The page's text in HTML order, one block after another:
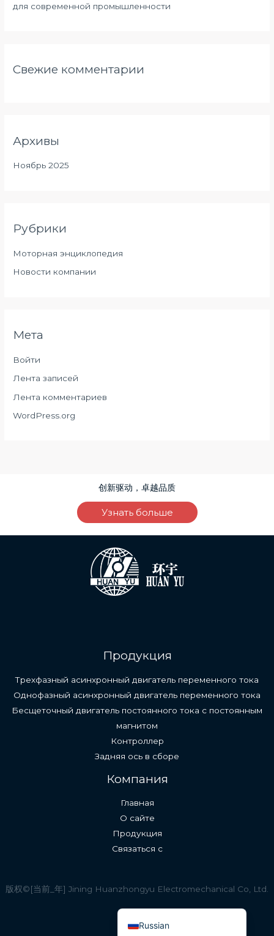
для современной промышленности
Свежие комментарии
Архивы
Ноябрь 2025
Рубрики
Моторная энциклопедия
Новости компании
Мета
Войти
Лента записей
Лента комментариев
WordPress.org
创新驱动，卓越品质
Узнать больше
Продукция
Трехфазный асинхронный двигатель переменного тока
Однофазный асинхронный двигатель переменного тока
Бесщеточный двигатель постоянного тока с постоянным
магнитом
Контроллер
Задняя ось в сборе
Компания
Главная
О сайте
Продукция
Связаться с
版权©[当前_年] Jining Huanzhongyu Electromechanical Co, Ltd.
Russian
German
Thai
Indonesian
Spanish
English (South Africa)